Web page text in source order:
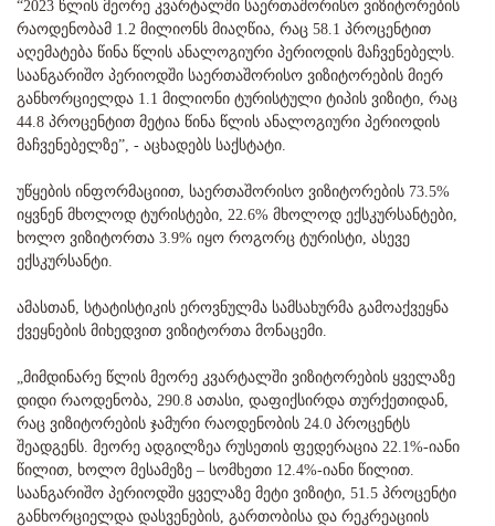
“2023 წლის მეორე კვარტალში საერთაშორისო ვიზიტორების
რაოდენობამ 1.2 მილიონს მიაღწია, რაც 58.1 პროცენტით
აღემატება წინა წლის ანალოგიური პერიოდის მაჩვენებელს.
საანგარიშო პერიოდში საერთაშორისო ვიზიტორების მიერ
განხორციელდა 1.1 მილიონი ტურისტული ტიპის ვიზიტი, რაც
44.8 პროცენტით მეტია წინა წლის ანალოგიური პერიოდის
მაჩვენებელზე”, - აცხადებს საქსტატი.
უწყების ინფორმაციით, საერთაშორისო ვიზიტორების 73.5%
იყვნენ მხოლოდ ტურისტები, 22.6% მხოლოდ ექსკურსანტები,
ხოლო ვიზიტორთა 3.9% იყო როგორც ტურისტი, ასევე
ექსკურსანტი.
ამასთან, სტატისტიკის ეროვნულმა სამსახურმა გამოაქვეყნა
ქვეყნების მიხედვით ვიზიტორთა მონაცემი.
„მიმდინარე წლის მეორე კვარტალში ვიზიტორების ყველაზე
დიდი რაოდენობა, 290.8 ათასი, დაფიქსირდა თურქეთიდან,
რაც ვიზიტორების ჯამური რაოდენობის 24.0 პროცენტს
შეადგენს. მეორე ადგილზეა რუსეთის ფედერაცია 22.1%-იანი
წილით, ხოლო მესამეზე – სომხეთი 12.4%-იანი წილით.
საანგარიშო პერიოდში ყველაზე მეტი ვიზიტი, 51.5 პროცენტი
განხორციელდა დასვენების, გართობისა და რეკრეაციის